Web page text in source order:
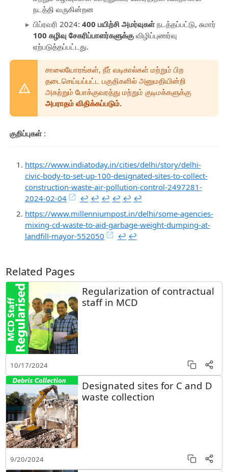
நடத்தி வருகின்றன
பிப்ரவரி 2024:400 பயிற்சி அமர்வுகள்நடத்தப்பட்டு, சுமார்
100 கழிவு சேகரிப்பாளர்களுக்கு விழிப்புணர்வு
ஏற்படுத்தப்பட்டது.
சாலையோரங்கள், நீர் வடிகால்கள் மற்றும் பிற
தடைசெய்யப்பட்ட பகுதிகளில் அனுமதியின்றி
அகற்றும் போக்குவரத்து மற்றும் குடிமக்களுக்கு
அபராதம் விதிக்கப்படும்.
குறிப்புகள்:
https://www.indiatoday.in/cities/delhi/story/delhi-
civic-body-to-set-up-100-designated-sites-to-collect-
construction-waste-air-pollution-control-2497281-
2024-02-04
↩︎ ↩︎ ↩︎ ↩︎ ↩︎ ↩︎
https://www.millenniumpost.in/delhi/some-agencies-
mixing-cd-waste-to-aid-garbage-weight-dumping-at-
landfill-mayor-552050
↩︎ ↩︎
Related Pages
Regularization of contractual
staff in MCD
10/17/2024
Designated sites for C and D
waste collection
9/20/2024